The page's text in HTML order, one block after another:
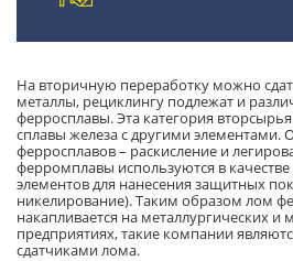
На вторичную переработку можно
металлы, рециклингу подлежат и
ферросплавы. Эта категория
сплавы железа с другими элементами.
ферросплавов – раскисление и
ферромплавы используются в
элементов для нанесения защитных
никелирование). Таким образом лом
накапливается на металлургических
предприятиях, такие компании
сдатчиками лома.